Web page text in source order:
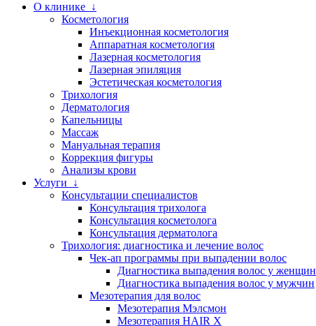
О клинике ↓
Косметология
Инъекционная косметология
Аппаратная косметология
Лазерная косметология
Лазерная эпиляция
Эстетическая косметология
Трихология
Дерматология
Капельницы
Массаж
Мануальная терапия
Коррекция фигуры
Анализы крови
Услуги ↓
Консультации специалистов
Консультация трихолога
Консультация косметолога
Консультация дерматолога
Трихология: диагностика и лечение волос
Чек-ап программы при выпадении волос
Диагностика выпадения волос у женщин
Диагностика выпадения волос у мужчин
Мезотерапия для волос
Мезотерапия Мэлсмон
Мезотерапия HAIR X